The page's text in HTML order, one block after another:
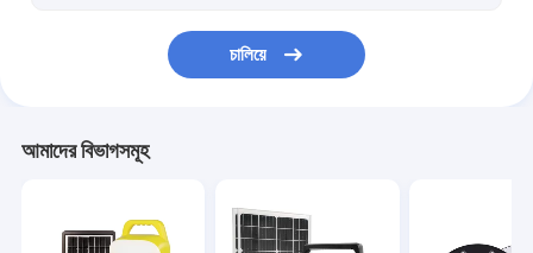
চালিয়ে
আমাদের বিভাগসমূহ